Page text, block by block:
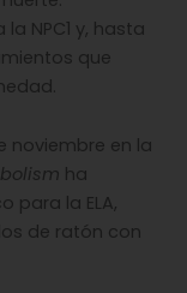
NPC1 y, hasta
que
noviembre en la
ha
para la ELA,
de ratón con